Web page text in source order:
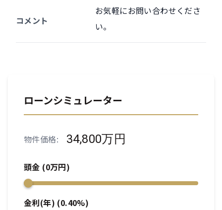
コメント
お気軽にお問い合わせくださ
い。
ローンシミュレーター
物件価格: 34,800万円
頭金 (0万円)
金利(年) (0.40%)